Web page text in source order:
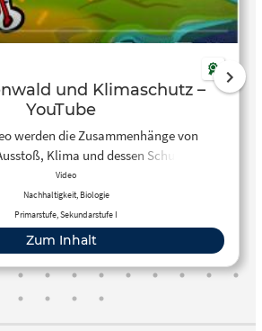
und Klimaschutz –
YouTube
werden die Zusammenhänge von
Klima und dessen Schutz erklärt
und verdeutlicht.
Video
Nachhaltigkeit, Biologie
Primarstufe, Sekundarstufe I
Zum Inhalt